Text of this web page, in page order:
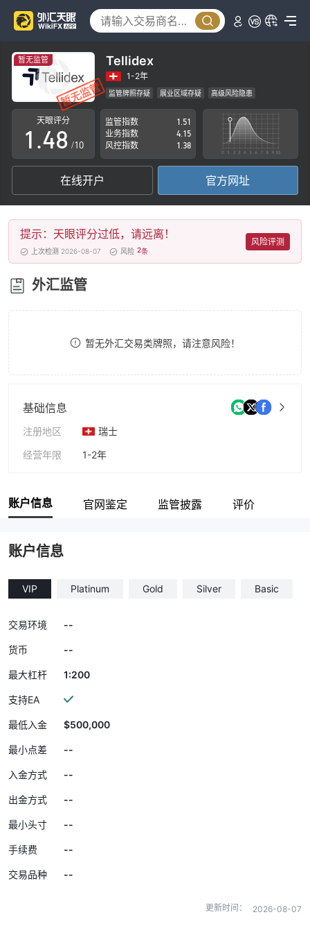
暂无监管 Tellidex
1-2年
监管牌照存疑 展业区域存疑 高级风险隐患
天眼评分
0
1
2
3
4
5
6
7
.
0
1
2
3
4
5
6
7
8
9
4
5
6
7
8
9
/10
监管指数
1.51
业务指数
4.15
风控指数
1.38
在线开户 官方网址
提示：天眼评分过低，请远离！
上次检测 2026-08-07 风险 2条
风险评测
外汇监管
暂无外汇交易类牌照，请注意风险！
基础信息
注册地区
瑞士
经营年限
1-2年
账户信息 官网鉴定 监管披露 评价
账户信息
VIP Platinum Gold Silver Basic
交易环境 --
货币 --
最大杠杆 1:200
支持EA
最低入金 $500,000
最小点差 --
入金方式 --
出金方式 --
最小头寸 --
手续费 --
交易品种 --
更新时间： 2026-08-07